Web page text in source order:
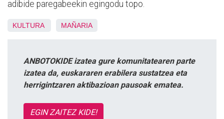
adibide paregabeekin egingodu topo.
KULTURA MAÑARIA
ANBOTOKIDE izatea gure komunitatearen parte
izatea da, euskararen erabilera sustatzea eta
herrigintzaren aktibazioan pausoak ematea.
EGIN ZAITEZ KIDE!